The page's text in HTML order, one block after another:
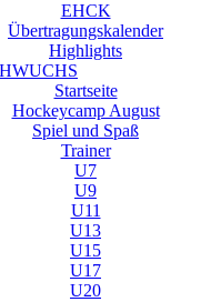
EHCK
Übertragungskalender
Highlights
Startseite
Hockeycamp August
Spiel und Spaß
Trainer
U7
U9
U11
U13
U15
U17
U20